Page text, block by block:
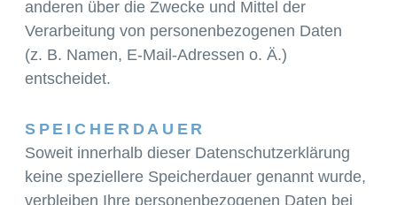
anderen über die Zwecke und Mittel der
Verarbeitung von personenbezogenen Daten
(z. B. Namen, E-Mail-Adressen o. Ä.)
entscheidet.
SPEICHERDAUER
Soweit innerhalb dieser Datenschutzerklärung
keine speziellere Speicherdauer genannt wurde,
verbleiben Ihre personenbezogenen Daten bei